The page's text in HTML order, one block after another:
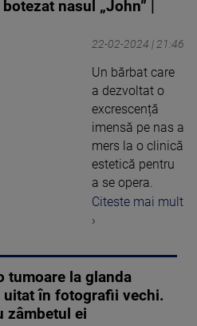
nasul „John” |
22-02-2024 | 21:46
Un bărbat care
a dezvoltat o
excrescență
imensă pe nas a
mers la o clinică
estetică pentru
a se opera.
Citeste mai mult
›
tumoare la glanda
uitat în fotografii vechi.
zâmbetul ei